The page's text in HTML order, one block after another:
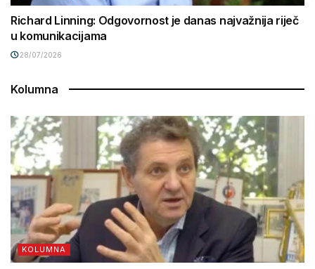
Richard Linning: Odgovornost je danas najvažnija riječ
u komunikacijama
28/07/2026
Kolumna
KOLUMNA